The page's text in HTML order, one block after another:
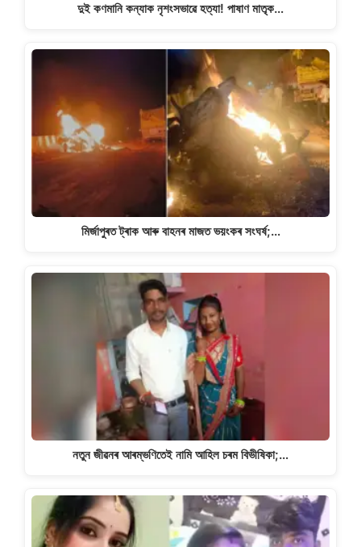
দুই কণমানি কন্যাক নৃশংসভাৱে হত্যা! পাষাণ মাতৃক…
মিৰ্জাপুৰত ট্ৰাক আৰু বাহনৰ মাজত ভয়ংকৰ সংঘৰ্ষ;…
নতুন জীৱনৰ আৰম্ভণিতেই নামি আহিল চৰম বিভীষিকা;…